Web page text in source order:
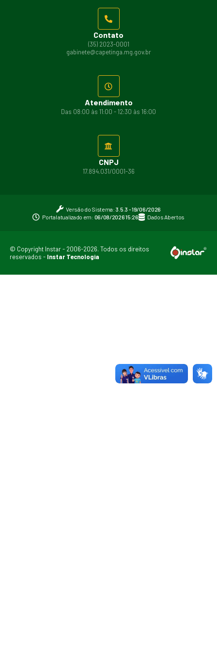
Contato
(35) 2023-0001
gabinete@capetinga.mg.gov.br
Atendimento
Das 08:00 às 11:00 - 12:30 às 16:00
CNPJ
17.894.031/0001-36
Versão do Sistema: 3.5.3 - 19/06/2026
Portal atualizado em: 06/08/2026 15:26 Dados Abertos
© Copyright Instar - 2006-2026. Todos os direitos
reservados - Instar Tecnologia